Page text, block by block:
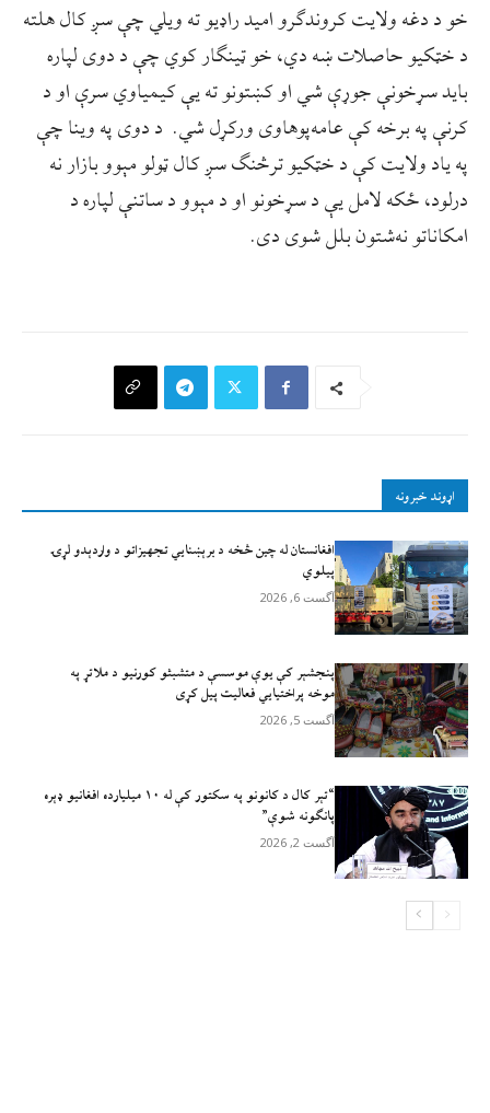
خو د دغه ولایت کروندګرو امید راډیو ته ویلي چې سږ کال هلته
د خټکیو حاصلات ښه دي، خو ټینګار کوي چې د دوی لپاره
باید سړخونې جوړې شي او کښتونو ته یې کیمیاوي سرې او د
کرنې په برخه کې عامه‌پوهاوی ورکړل شي. د دوی په وینا چې
په یاد ولایت کې د خټکیو ترڅنګ سږ کال ټولو مېوو بازار نه
درلود، ځکه لامل یې د سړخونو او د مېوو د ساتنې لپاره د
امکاناتو نه‌شتون بلل شوی دی.
اړوند خبرونه
افغانستان له چين څخه د برېښنايي تجهيزاتو د واردېدو لړۍ
پيلوي
آگست 6, 2026
پنجشېر کې یوې موسسې د متشبثو کورنیو د ملاتړ په
موخه پراختیايي فعالیت پیل کړی
آگست 5, 2026
“تېر کال د کانونو په سکتور کې له ۱۰ میلیارده افغانیو ډېره
پانګونه شوې”
آگست 2, 2026